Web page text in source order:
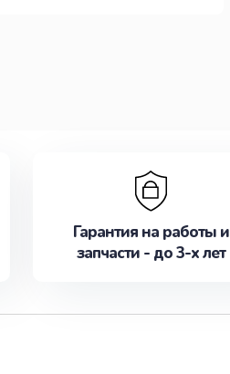
Гарантия на работы и
запчасти - до 3-х лет